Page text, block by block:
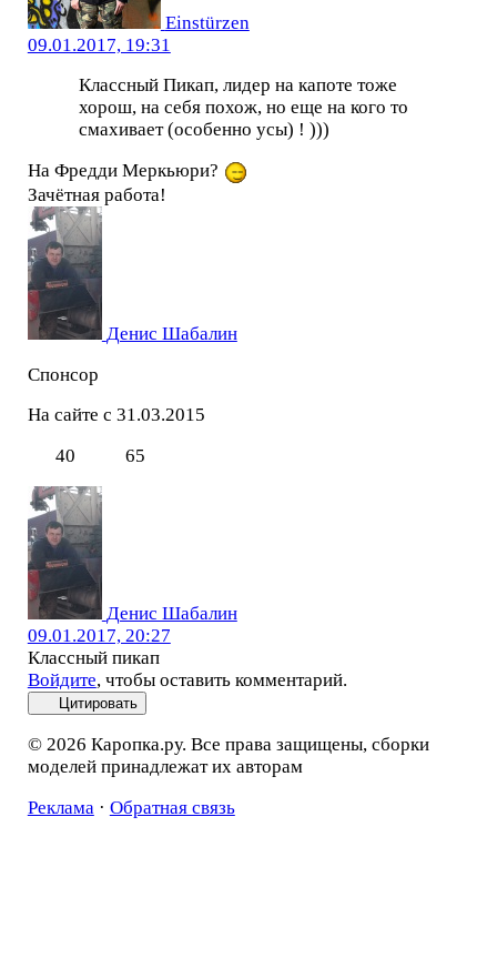
Einstürzen
09.01.2017, 19:31
Классный Пикап, лидер на капоте тоже
хорош, на себя похож, но еще на кого то
смахивает (особенно усы) ! )))
На Фредди Меркьюри?
Зачётная работа!
Денис Шабалин
Спонсор
На сайте с 31.03.2015
40
65
Денис Шабалин
09.01.2017, 20:27
Классный пикап
Войдите, чтобы оставить комментарий.
Цитировать
© 2026 Каропка.ру. Все права защищены, сборки
моделей принадлежат их авторам
Реклама · Обратная связь